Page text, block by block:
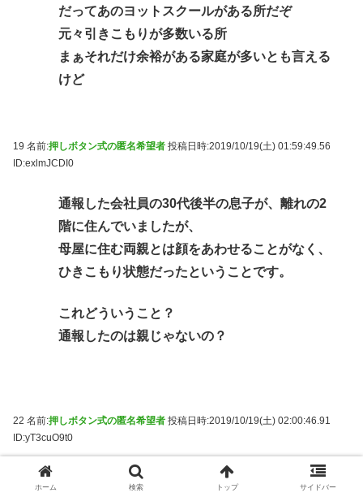
だってあのヨットスクールがある所だぞ
元々引きこもりが多数いる所
まぁそれだけ余裕がある家庭が多いとも言える
けど
19 名前:押しボタン式の匿名希望者 投稿日時:2019/10/19(土) 01:59:49.56
ID:exlmJCDI0
通報した会社員の30代後半の息子が、離れの2
階に住んでいましたが、
母屋に住む両親とは顔をあわせることがなく、
ひきこもり状態だったということです。
これどういうこと？
通報したのは親じゃないの？
22 名前:押しボタン式の匿名希望者 投稿日時:2019/10/19(土) 02:00:46.91
ID:yT3cuO9t0
ホーム 検索 トップ サイドバー